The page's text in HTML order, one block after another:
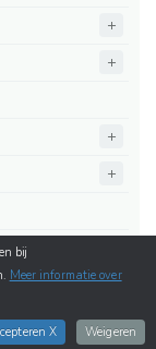
bij
Meer informatie over
X Weigeren